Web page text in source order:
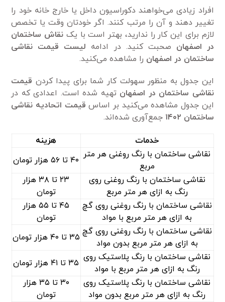
افراد زیادی می‌خواهند دکوراسیون داخل یا خارج خانه خود را
تغییر دهند و آن را مرتب کنند. اگر خودتان وقت یا تخصص
لازم برای این کار را ندارید، بهتر است با یک نقاش ساختمان
در اصفهان صحبت کنید. در ادامه لیست قیمت نقاشی
ساختمان در اصفهان را مشاهده می‌کنید.
این جدول به منظور سهولت کار شما برای پیدا کردن قیمت
نقاشی ساختمان در اصفهان تهیه شده است. اعدادی که در
این جدول مشاهده می‌کنید بر اساس قیمت اتحادیه نقاشی
ساختمان ۱۴۰۲
جمع‌آوری ‌شده‌اند.
خدمات
هزینه
نقاشی ساختمان با رنگ روغنی هر متر
مربع
۴۰ تا ۵۶ هزار تومان
نقاشی ساختمان با رنگ روغنی روی
رنگ به ازای هر متر مربع
۲۳ تا ۳۸ هزار
تومان
نقاشی ساختمان با رنگ روغنی روی گچ
به ازای هر متر مربع با مواد
۴۵ تا ۵۵ هزار
تومان
نقاشی ساختمان با رنگ روغنی روی گچ
به ازای هر متر مربع بدون مواد
۳۵ تا ۴۰ هزار تومان
نقاشی ساختمان با رنگ پلاستیک روی
رنگ به ازای هر متر مربع با مواد
۳۵ تا ۴۱ هزار تومان
نقاشی ساختمان با رنگ پلاستیک روی
رنگ به ازای هر متر مربع بدون مواد
۳۰ تا ۳۵ هزار
تومان